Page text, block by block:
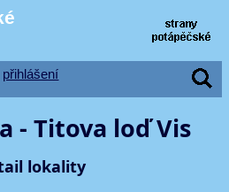
přihlášení
- Titova loď Vis
lokality